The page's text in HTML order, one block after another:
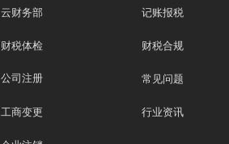
云财务部
财税体检
公司注册
工商变更
记账报税
财税合规
常见问题
行业资讯